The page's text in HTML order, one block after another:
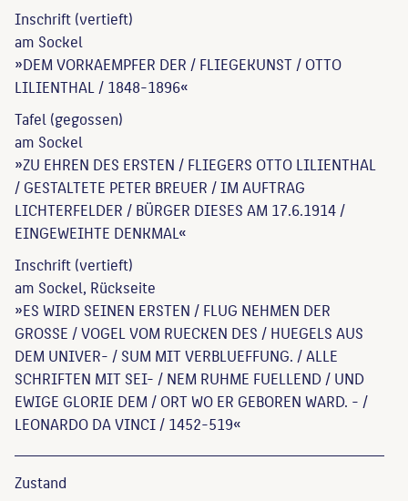
Inschrift (vertieft)
am Sockel
»DEM VORKAEMPFER DER / FLIEGEKUNST / OTTO
LILIENTHAL / 1848-1896«
Tafel (gegossen)
am Sockel
»ZU EHREN DES ERSTEN / FLIEGERS OTTO LILIENTHAL
/ GESTALTETE PETER BREUER / IM AUFTRAG
LICHTERFELDER / BÜRGER DIESES AM 17.6.1914 /
EINGEWEIHTE DENKMAL«
Inschrift (vertieft)
am Sockel, Rückseite
»ES WIRD SEINEN ERSTEN / FLUG NEHMEN DER
GROSSE / VOGEL VOM RUECKEN DES / HUEGELS AUS
DEM UNIVER- / SUM MIT VERBLUEFFUNG. / ALLE
SCHRIFTEN MIT SEI- / NEM RUHME FUELLEND / UND
EWIGE GLORIE DEM / ORT WO ER GEBOREN WARD. - /
LEONARDO DA VINCI / 1452-519«
Zustand